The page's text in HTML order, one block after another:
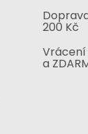
200 Kč
Vrácení
a